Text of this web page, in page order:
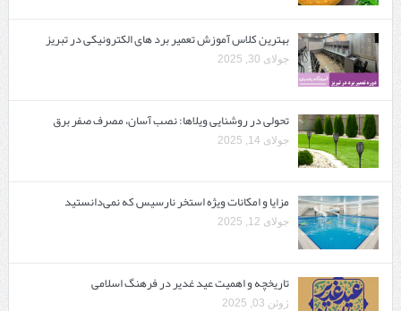
بهترین کلاس آموزش تعمیر برد های الکترونیکی در تبریز
جولای 30, 2025
تحولی در روشنایی ویلاها: نصب آسان، مصرف صفر برق
جولای 14, 2025
مزایا و امکانات ویژه استخر نارسیس که نمی‌دانستید
جولای 12, 2025
تاریخچه و اهمیت عید غدیر در فرهنگ اسلامی
ژوئن 03, 2025